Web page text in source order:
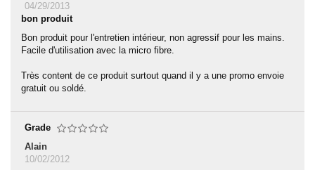
04/29/2013
bon produit
Bon produit pour l'entretien intérieur, non agressif pour les mains.
Facile d'utilisation avec la micro fibre.
Très content de ce produit surtout quand il y a une promo envoie
gratuit ou soldé.
Grade
Alain
10/02/2012